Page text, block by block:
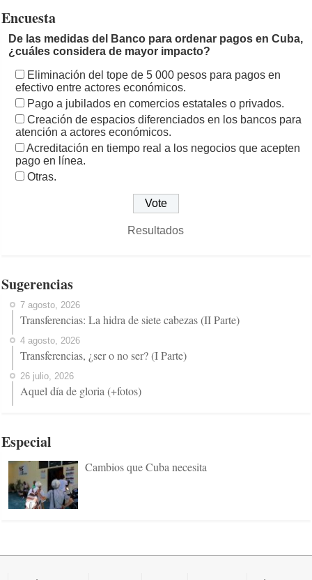
Encuesta
De las medidas del Banco para ordenar pagos en Cuba,
¿cuáles considera de mayor impacto?
Eliminación del tope de 5 000 pesos para pagos en
efectivo entre actores económicos.
Pago a jubilados en comercios estatales o privados.
Creación de espacios diferenciados en los bancos para
atención a actores económicos.
Acreditación en tiempo real a los negocios que acepten
pago en línea.
Otras.
Resultados
Sugerencias
7 agosto, 2026
Transferencias: La hidra de siete cabezas (II Parte)
4 agosto, 2026
Transferencias, ¿ser o no ser? (I Parte)
26 julio, 2026
Aquel día de gloria (+fotos)
Especial
Cambios que Cuba necesita